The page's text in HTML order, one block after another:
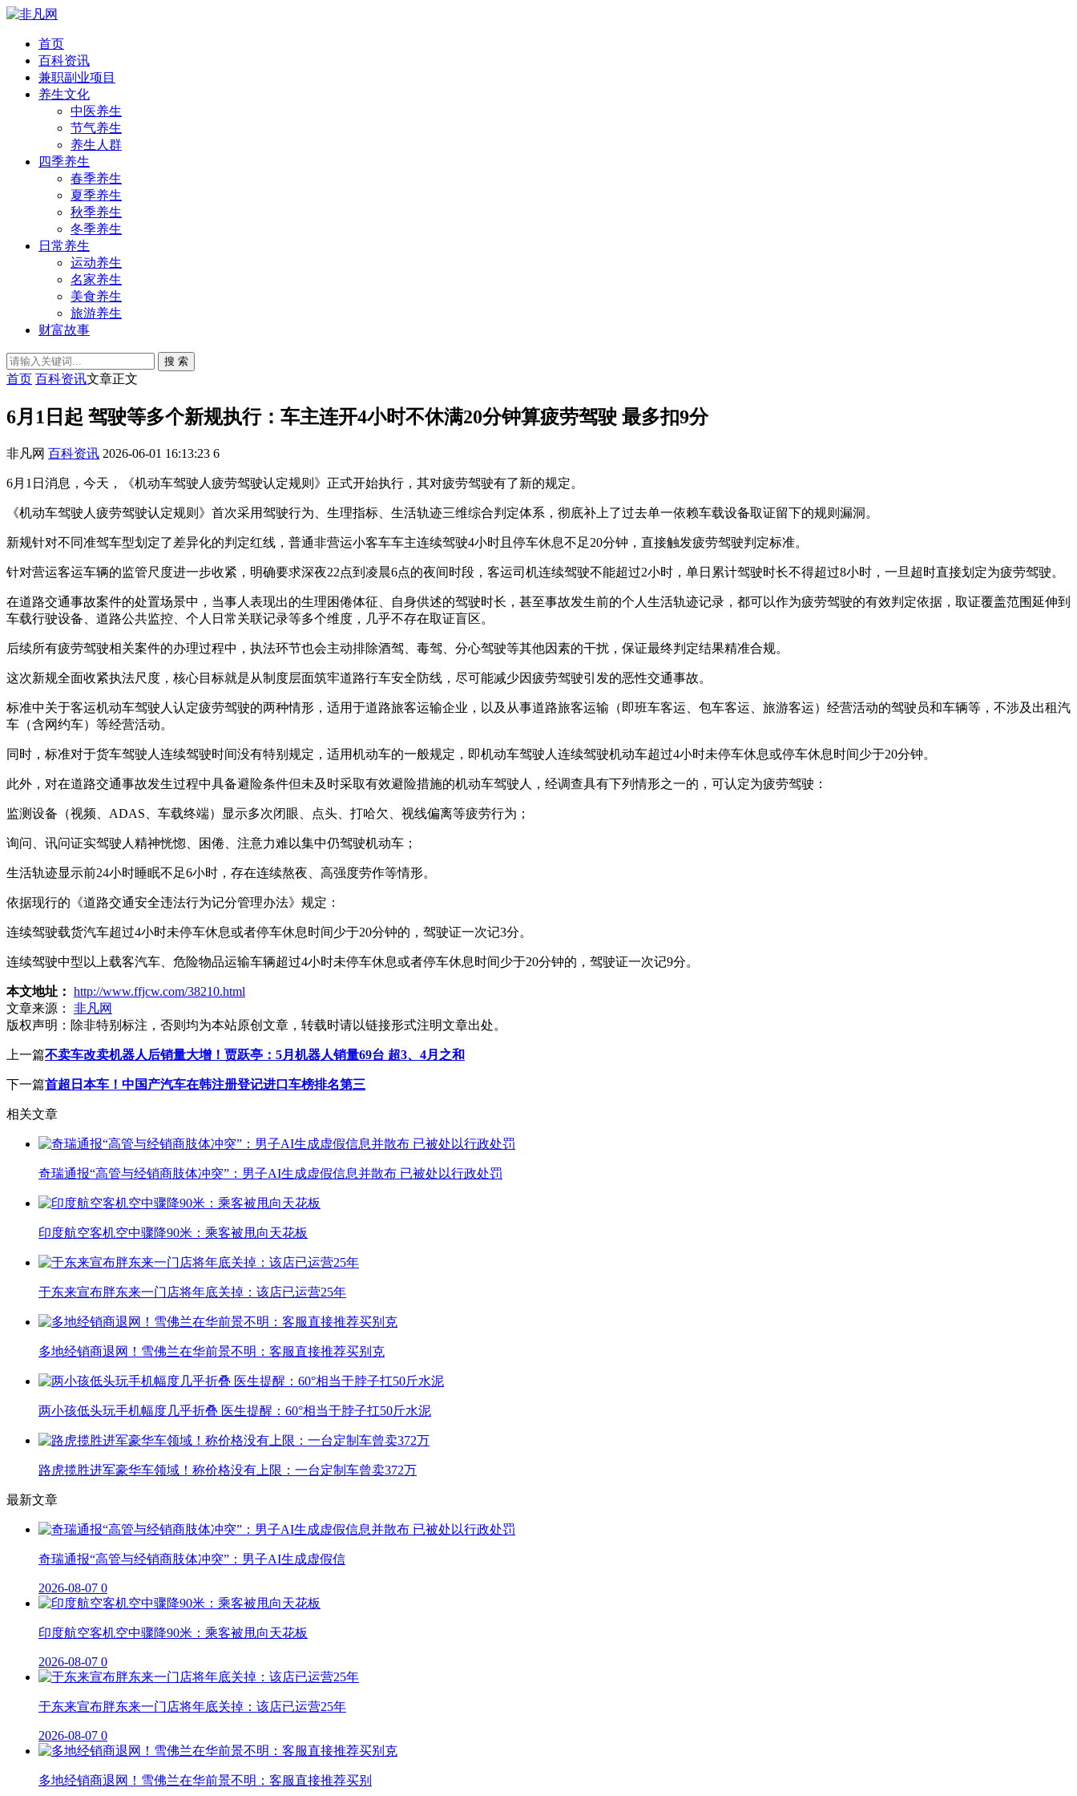
首页
百科资讯
兼职副业项目
养生文化
中医养生
节气养生
养生人群
四季养生
春季养生
夏季养生
秋季养生
冬季养生
日常养生
运动养生
名家养生
美食养生
旅游养生
财富故事
搜 索
首页 百科资讯文章正文
6月1日起 驾驶等多个新规执行：车主连开4小时不休满20分钟算疲劳驾驶 最多扣9分
非凡网 百科资讯 2026-06-01 16:13:23 6
6月1日消息，今天，《机动车驾驶人疲劳驾驶认定规则》正式开始执行，其对疲劳驾驶有了新的规定。
《机动车驾驶人疲劳驾驶认定规则》首次采用驾驶行为、生理指标、生活轨迹三维综合判定体系，彻底补上了过去单一依赖车载设备取证留下的规则漏洞。
新规针对不同准驾车型划定了差异化的判定红线，普通非营运小客车车主连续驾驶4小时且停车休息不足20分钟，直接触发疲劳驾驶判定标准。
针对营运客运车辆的监管尺度进一步收紧，明确要求深夜22点到凌晨6点的夜间时段，客运司机连续驾驶不能超过2小时，单日累计驾驶时长不得超过8小时，一旦超时直接划定为疲劳驾驶。
在道路交通事故案件的处置场景中，当事人表现出的生理困倦体征、自身供述的驾驶时长，甚至事故发生前的个人生活轨迹记录，都可以作为疲劳驾驶的有效判定依据，取证覆盖范围延伸到
车载行驶设备、道路公共监控、个人日常关联记录等多个维度，几乎不存在取证盲区。
后续所有疲劳驾驶相关案件的办理过程中，执法环节也会主动排除酒驾、毒驾、分心驾驶等其他因素的干扰，保证最终判定结果精准合规。
这次新规全面收紧执法尺度，核心目标就是从制度层面筑牢道路行车安全防线，尽可能减少因疲劳驾驶引发的恶性交通事故。
标准中关于客运机动车驾驶人认定疲劳驾驶的两种情形，适用于道路旅客运输企业，以及从事道路旅客运输（即班车客运、包车客运、旅游客运）经营活动的驾驶员和车辆等，不涉及出租汽
车（含网约车）等经营活动。
同时，标准对于货车驾驶人连续驾驶时间没有特别规定，适用机动车的一般规定，即机动车驾驶人连续驾驶机动车超过4小时未停车休息或停车休息时间少于20分钟。
此外，对在道路交通事故发生过程中具备避险条件但未及时采取有效避险措施的机动车驾驶人，经调查具有下列情形之一的，可认定为疲劳驾驶：
监测设备（视频、ADAS、车载终端）显示多次闭眼、点头、打哈欠、视线偏离等疲劳行为；
询问、讯问证实驾驶人精神恍惚、困倦、注意力难以集中仍驾驶机动车；
生活轨迹显示前24小时睡眠不足6小时，存在连续熬夜、高强度劳作等情形。
依据现行的《道路交通安全违法行为记分管理办法》规定：
连续驾驶载货汽车超过4小时未停车休息或者停车休息时间少于20分钟的，驾驶证一次记3分。
连续驾驶中型以上载客汽车、危险物品运输车辆超过4小时未停车休息或者停车休息时间少于20分钟的，驾驶证一次记9分。
本文地址： http://www.ffjcw.com/38210.html
文章来源：
非凡网
版权声明： 除非特别标注，否则均为本站原创文章，转载时请以链接形式注明文章出处。
上一篇不卖车改卖机器人后销量大增！贾跃亭：5月机器人销量69台 超3、4月之和
下一篇首超日本车！中国产汽车在韩注册登记进口车榜排名第三
相关文章
奇瑞通报“高管与经销商肢体冲突”：男子AI生成虚假信息并散布 已被处以行政处罚
印度航空客机空中骤降90米：乘客被甩向天花板
于东来宣布胖东来一门店将年底关掉：该店已运营25年
多地经销商退网！雪佛兰在华前景不明：客服直接推荐买别克
两小孩低头玩手机幅度几乎折叠 医生提醒：60°相当于脖子扛50斤水泥
路虎揽胜进军豪华车领域！称价格没有上限：一台定制车曾卖372万
最新文章
奇瑞通报“高管与经销商肢体冲突”：男子AI生成虚假信
2026-08-07 0
印度航空客机空中骤降90米：乘客被甩向天花板
2026-08-07 0
于东来宣布胖东来一门店将年底关掉：该店已运营25年
2026-08-07 0
多地经销商退网！雪佛兰在华前景不明：客服直接推荐买别